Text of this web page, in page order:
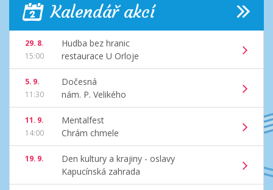
Kalendář akcí
29. 8.
15:00
Hudba bez hranic
restaurace U Orloje
5. 9.
11:30
Dočesná
nám. P. Velikého
11. 9.
14:00
Mentalfest
Chrám chmele
19. 9.
Den kultury a krajiny - oslavy
Kapucínská zahrada